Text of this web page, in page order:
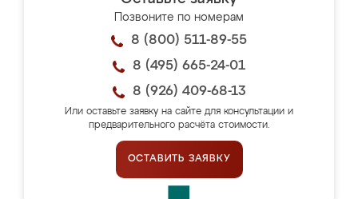
Позвоните по номерам
8 (800) 511-89-55
8 (495) 665-24-01
8 (926) 409-68-13
Или оставьте заявку на сайте для консультации и
предварительного расчёта стоимости.
ОСТАВИТЬ ЗАЯВКУ